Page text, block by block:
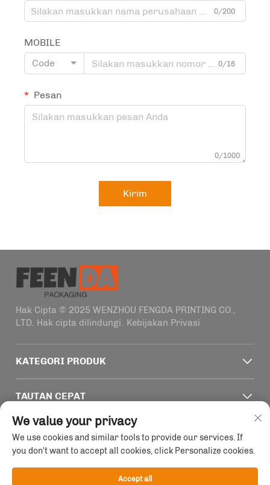
0/200
MOBILE
Code
0/16
Pesan
0/1000
Kirim
Hak Cipta © 2025 WENZHOU FENGDA PRINTING CO.,
LTD. Hak cipta dilindungi. Kebijakan Privasi
KATEGORI PRODUK
TAUTAN CEPAT
INFO KONTAK
Office add : Gedung 4, No. 1915-2011 Jalan Haifeng,
We value your privacy
We use cookies and similar tools to provide our services. If
you don't want to accept all cookies, click Personalize cookies.
Accept all